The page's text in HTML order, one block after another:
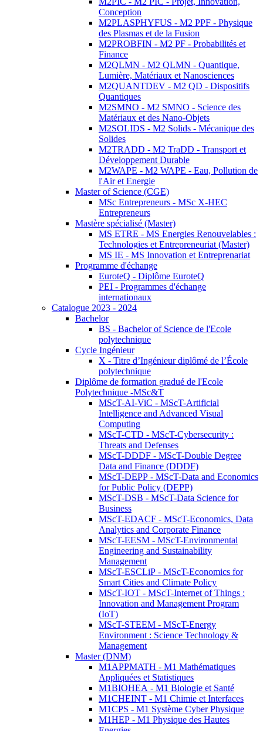
Conception
M2PLASPHYFUS - M2 PPF - Physique
des Plasmas et de la Fusion
M2PROBFIN - M2 PF - Probabilités et
Finance
M2QLMN - M2 QLMN - Quantique,
Lumière, Matériaux et Nanosciences
M2QUANTDEV - M2 QD - Dispositifs
Quantiques
M2SMNO - M2 SMNO - Science des
Matériaux et des Nano-Objets
M2SOLIDS - M2 Solids - Mécanique des
Solides
M2TRADD - M2 TraDD - Transport et
Développement Durable
M2WAPE - M2 WAPE - Eau, Pollution de
l'Air et Energie
Master of Science (CGE)
MSc Entrepreneurs - MSc X-HEC
Entrepreneurs
Mastère spécialisé (Master)
MS ETRE - MS Energies Renouvelables :
Technologies et Entrepreneuriat (Master)
MS IE - MS Innovation et Entreprenariat
Programme d'échange
EuroteQ - Diplôme EuroteQ
PEI - Programmes d'échange
internationaux
Catalogue 2023 - 2024
Bachelor
BS - Bachelor of Science de l'Ecole
polytechnique
Cycle Ingénieur
X - Titre d’Ingénieur diplômé de l’École
polytechnique
Diplôme de formation gradué de l'Ecole
Polytechnique -MSc&T
MScT-AI-ViC - MScT-Artificial
Intelligence and Advanced Visual
Computing
MScT-CTD - MScT-Cybersecurity :
Threats and Defenses
MScT-DDDF - MScT-Double Degree
Data and Finance (DDDF)
MScT-DEPP - MScT-Data and Economics
for Public Policy (DEPP)
MScT-DSB - MScT-Data Science for
Business
MScT-EDACF - MScT-Economics, Data
Analytics and Corporate Finance
MScT-EESM - MScT-Environmental
Engineering and Sustainability
Management
MScT-ESCLiP - MScT-Economics for
Smart Cities and Climate Policy
MScT-IOT - MScT-Internet of Things :
Innovation and Management Program
(IoT)
MScT-STEEM - MScT-Energy
Environment : Science Technology &
Management
Master (DNM)
M1APPMATH - M1 Mathématiques
Appliquées et Statistiques
M1BIOHEA - M1 Biologie et Santé
M1CHEINT - M1 Chimie et Interfaces
M1CPS - M1 Système Cyber Physique
M1HEP - M1 Physique des Hautes